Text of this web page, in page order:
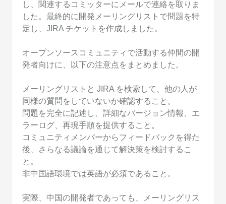
し、関連するコミッターにメールで連絡を取りま
した。最終的に開発メーリングリストで問題を特
定し、JIRA チケットを作成しました。
オープンソースコミュニティで活動する仲間の開
発者向けに、以下の注意点をまとめました。
メーリングリストと JIRA を検索して、他の人が
同様の質問をしていないか確認すること。
問題を完全に記述し、詳細なバージョン情報、エ
ラーログ、再現手順を提供すること。
コミュニティメンバーからフィードバックを得た
後、さらなる議論を通じて解決策を検討するこ
と。
非中国語環境では英語が必須であること。
実際、中国の開発者であっても、メーリングリス